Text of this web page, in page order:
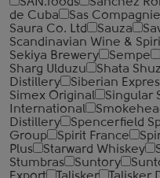
de Cuba
Sas
Saura Co. Ltd
Sauza
Scandinavian Wine &
Sekiya Brewery
Sempe
Sharg Ulduzu
Shata
Distillery
Siberian
Simex Original
Singular
International
Distillery
Spencerfield
Group
Spirit France
Plus
Starward Whiskey
Stumbras
Suntory